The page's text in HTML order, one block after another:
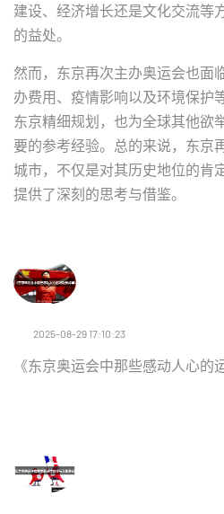
建设、经济增长还是文化交流等
的益处。
然而，东京再次主办奥运会也面
办费用、疫情影响以及环境保护
东京精细规划，也为全球其他欲
要的参考经验。总的来说，东京
城市，不仅是对其历史地位的肯
提供了深刻的思考与借鉴。
2025-08-29 17:10:23
《东京奥运会中那些感动人心的